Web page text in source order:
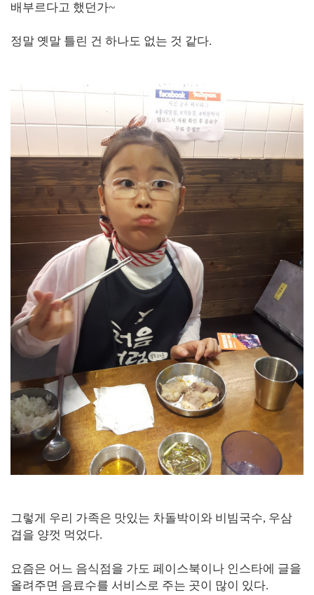
배부르다고 했던가~
정말 옛말 틀린 건 하나도 없는 것 같다.
그렇게 우리 가족은 맛있는 차돌박이와 비빔국수, 우삼
겹을 양껏 먹었다.
요즘은 어느 음식점을 가도 페이스북이나 인스타에 글을
올려주면 음료수를 서비스로 주는 곳이 많이 있다.